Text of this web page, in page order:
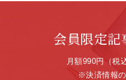
会員限定記
月額990円（税
※決済情報